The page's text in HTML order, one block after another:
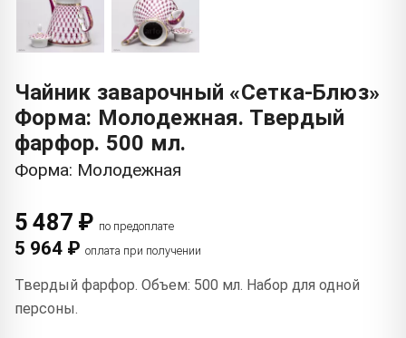
Чайник заварочный «Сетка-Блюз»
Форма: Молодежная. Твердый
фарфор. 500 мл.
Форма: Молодежная
5 487 ₽ по предоплате
5 964 ₽ оплата при получении
Твердый фарфор. Объем: 500 мл. Набор для одной
персоны.